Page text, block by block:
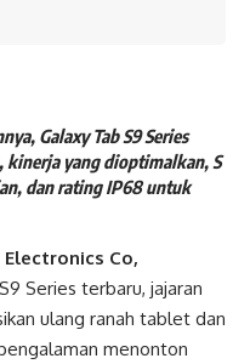
Galaxy Tab S9 Series
kinerja yang dioptimalkan, S
dan rating IP68 untuk
Electronics Co,
Series terbaru, jajaran
ulang ranah tablet dan
menonton